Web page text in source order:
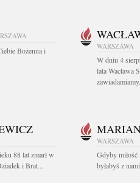
Bożenna i
WARSZAWA
W dniu 4
lata Wacława
88 lat zmarł w
i Brat...
WARSZAWA
Gdyby miłość
byłabyś z